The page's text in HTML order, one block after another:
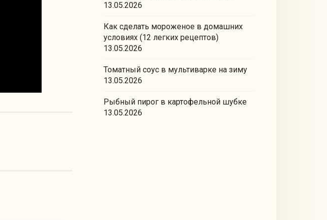
13.05.2026
Как сделать мороженое в домашних
условиях (12 легких рецептов)
13.05.2026
Томатный соус в мультиварке на зиму
13.05.2026
Рыбный пирог в картофельной шубке
13.05.2026